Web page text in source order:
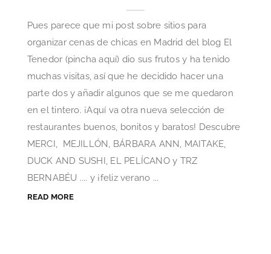
Pues parece que mi post sobre sitios para
organizar cenas de chicas en Madrid del blog El
Tenedor (pincha aquí) dio sus frutos y ha tenido
muchas visitas, así que he decidido hacer una
parte dos y añadir algunos que se me quedaron
en el tintero. ¡Aquí va otra nueva selección de
restaurantes buenos, bonitos y baratos! Descubre
MERCI, MEJILLÓN, BÁRBARA ANN, MAITAKE,
DUCK AND SUSHI, EL PELÍCANO y TRZ
BERNABÉU .... y ¡feliz verano ...
READ MORE